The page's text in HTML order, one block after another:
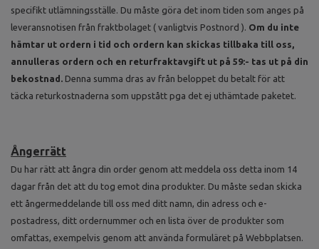
specifikt utlämningsställe. Du måste göra det inom tiden som anges på
leveransnotisen från fraktbolaget ( vanligtvis Postnord ). Om du inte
hämtar ut ordern i tid och ordern kan skickas tillbaka till oss,
annulleras ordern och en returfraktavgift ut på 59:- tas ut på din
bekostnad. Denna summa dras av från beloppet du betalt för att
täcka returkostnaderna som uppstått pga det ej uthämtade paketet.
Ångerrätt
Du har rätt att ångra din order genom att meddela oss detta inom 14
dagar från det att du tog emot dina produkter. Du måste sedan skicka
ett ångermeddelande till oss med ditt namn, din adress och e-
postadress, ditt ordernummer och en lista över de produkter som
omfattas, exempelvis genom att använda formuläret på Webbplatsen.